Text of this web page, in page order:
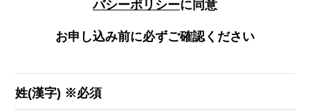
バシーポリシーに同意
お申し込み前に必ずご確認ください
姓(漢字) ※必須